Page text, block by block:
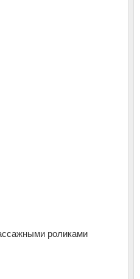
роликами